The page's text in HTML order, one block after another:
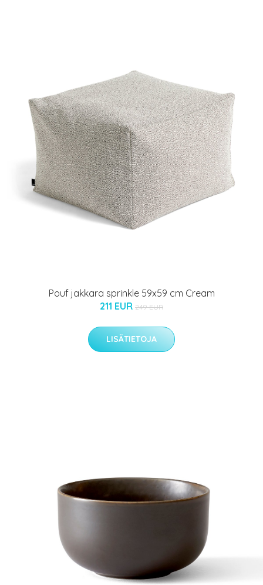
Pouf jakkara sprinkle 59x59 cm Cream
211 EUR 249 EUR
LISÄTIETOJA